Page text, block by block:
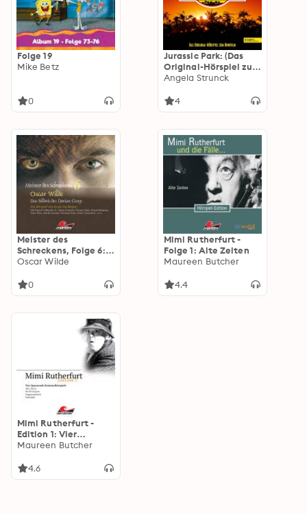
Folge 19
Mike Betz
0
Jurassic Park: (Das
Original-Hörspiel zum
Kinofilm)
Angela Strunck
4
Meister des
Schreckens, Folge 6:
Das Bildnis des Dorian
Oscar Wilde
0
Mimi Rutherfurt -
Folge 1: Alte Zeiten
Maureen Butcher
4.4
Mimi Rutherfurt -
Edition 1: Vier
Spannende
Maureen Butcher
4.6